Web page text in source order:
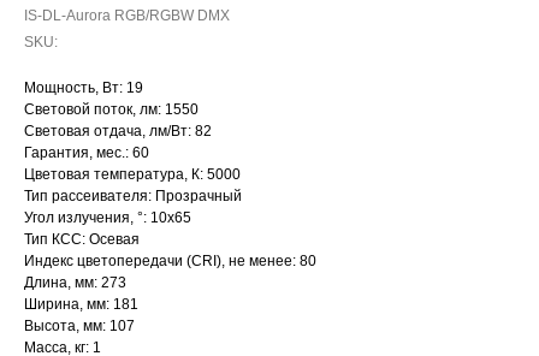
IS-DL-Aurora RGB/RGBW DMX
SKU:
Мощность, Вт: 19
Световой поток, лм: 1550
Световая отдача, лм/Вт: 82
Гарантия, мес.: 60
Цветовая температура, К: 5000
Тип рассеивателя: Прозрачный
Угол излучения, °: 10х65
Тип КСС: Осевая
Индекс цветопередачи (CRI), не менее: 80
Длина, мм: 273
Ширина, мм: 181
Высота, мм: 107
Масса, кг: 1